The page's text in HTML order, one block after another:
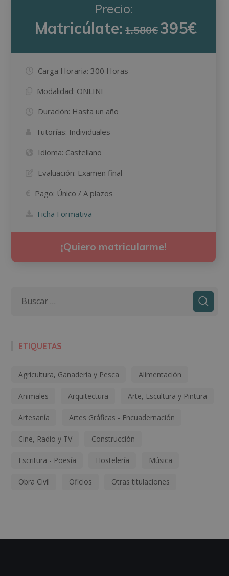
Precio:
Matricúlate:1.580€ 395€
Carga Horaria: 300 Horas
Modalidad: ONLINE
Duración: Hasta un año
Tutorías: Individuales
Idioma: Castellano
Evaluación: Examen final
Pago: Único / A plazos
Ficha Formativa
¡Quiero matricularme!
ETIQUETAS
Agricultura, Ganadería y Pesca Alimentación
Animales Arquitectura Arte, Escultura y Pintura
Artesanía Artes Gráficas - Encuadernación
Cine, Radio y TV Construcción
Escritura - Poesía Hostelería Música
Obra Civil Oficios Otras titulaciones